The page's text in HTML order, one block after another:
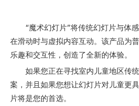
“魔术幻灯片”将传统幻灯片与体
在滑动时与虚拟内容互动。该产品为
乐趣和交互性，创造了全新的体验。
如果您正在寻找室内儿童地区传
案，并且如果您想让幻灯片对儿童更
片将是您的首选。